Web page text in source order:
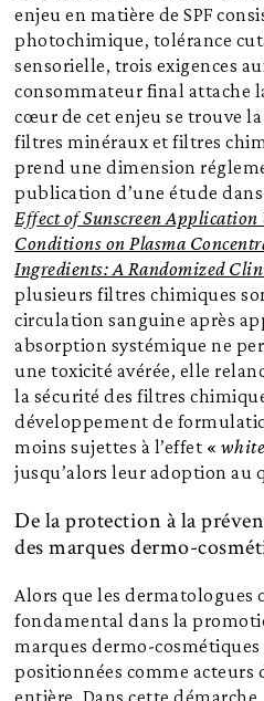
enjeu en matière de SPF
photochimique, tolérance
sensorielle, trois exigences
consommateur final attache
cœur de cet enjeu se trouve
filtres minéraux et filtres
prend une dimension
publication d’une étude
Effect of Sunscreen
Conditions on Plasma
Ingredients: A Randomized
plusieurs filtres chimiques
circulation sanguine après
absorption systémique ne
une toxicité avérée, elle
la sécurité des filtres
développement de
moins sujettes à l’effet «
jusqu’alors leur adoption au
De la protection à la
des marques dermo-
Alors que les dermatologues
fondamental dans la
marques dermo-cosmétiques
positionnées comme acteurs
entière. Dans cette